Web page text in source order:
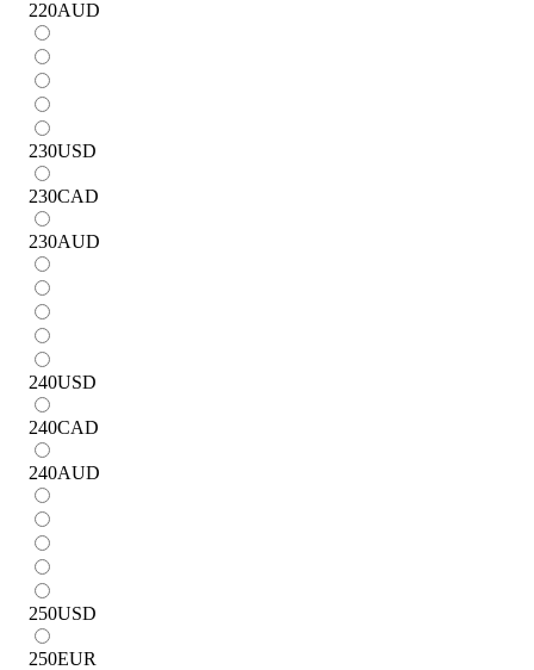
220AUD
230USD
230CAD
230AUD
240USD
240CAD
240AUD
250USD
250EUR